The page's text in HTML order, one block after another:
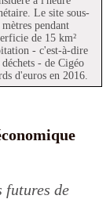
Le site sous-
pendant
de 15 km²
- c'est-à-dire
- de Cigéo
d'euros en 2016.
futures de